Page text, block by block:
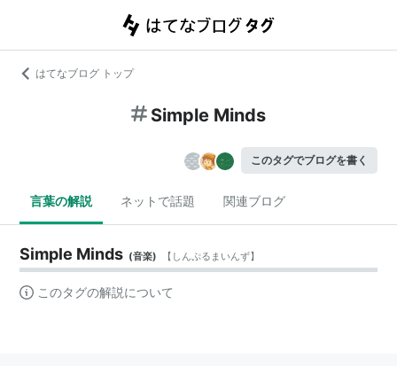
はてなブログ トップ
Simple Minds
このタグでブログを書く
言葉の解説 ネットで話題 関連ブログ
Simple Minds (音楽) 【 しんぷるまいんず】
このタグの解説について